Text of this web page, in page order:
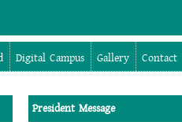
Digital Campus Gallery Contact
President Message